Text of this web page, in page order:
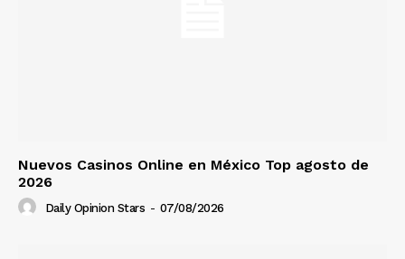
Nuevos Casinos Online en México Top agosto de
2026
Daily Opinion Stars - 07/08/2026